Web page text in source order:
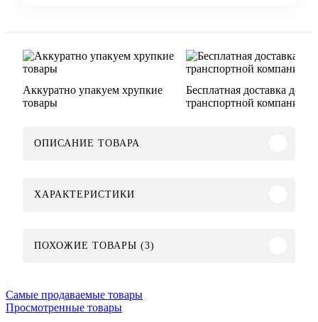
Аккуратно упакуем хрупкие
товары
Бесплатная доставка до
транспортной компании
ОПИСАНИЕ ТОВАРА
ХАРАКТЕРИСТИКИ
ПОХОЖИЕ ТОВАРЫ (3)
Самые продаваемые товары
Просмотренные товары